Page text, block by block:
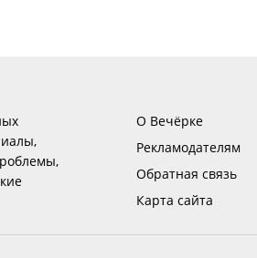
О Вечёрке
Рекламодателям
Обратная связь
Карта сайта